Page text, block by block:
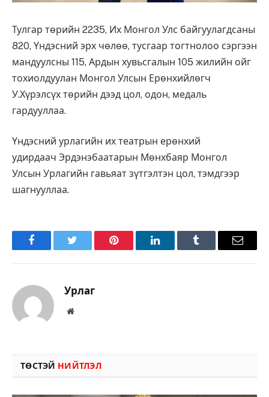
Тулгар төрийн 2235, Их Монгол Улс байгуулагдсаны
820, Үндэсний эрх чөлөө, тусгаар тогтнолоо сэргээн
мандуулсны 115, Ардын хувьсгалын 105 жилийн ойг
тохиолдуулан Монгол Улсын Ерөнхийлөгч
У.Хүрэлсүх төрийн дээд цол, одон, медаль
гардууллаа.
Үндэсний урлагийн их театрын ерөнхий
удирдаач Эрдэнэбаатарын Мөнхбаяр Монгол
Улсын Урлагийн гавьяат зүтгэлтэн цол, тэмдгээр
шагнууллаа.
FacebookTwitter Pinterest LinkedInTumblr Имэйл
Урлаг
Вэбсайт
ТӨСТЭЙ НИЙТЛЭЛ